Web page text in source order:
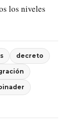
los niveles
decreto